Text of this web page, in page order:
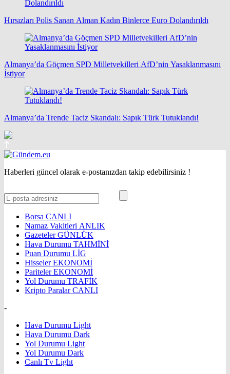
Hırsızları Polis Sanan Alman Kadın Binlerce Euro Dolandırıldı
Almanya’da Göçmen SPD Milletvekilleri AfD’nin Yasaklanmasını
İstiyor
Almanya’da Trende Taciz Skandalı: Sapık Türk Tutuklandı!
Haberleri güncel olarak e-postanızdan takip edebilirsiniz !
Borsa CANLI
Namaz Vakitleri ANLIK
GazetelerGÜNLÜK
Hava Durumu TAHMİNİ
Puan Durumu LİG
HisselerEKONOMİ
ParitelerEKONOMİ
Yol Durumu TRAFİK
Kripto ParalarCANLI
-
Hava Durumu Light
Hava Durumu Dark
Yol Durumu Light
Yol Durumu Dark
Canlı Tv Light